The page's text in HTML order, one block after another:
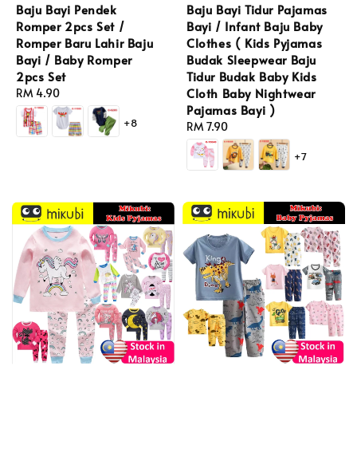
Baju Bayi Pendek
Romper 2pcs Set /
Romper Baru Lahir Baju
Bayi / Baby Romper
2pcs Set
Regular
price
RM 4.90
+8
Baju Bayi Tidur Pajamas
Bayi / Infant Baju Baby
Clothes ( Kids Pyjamas
Budak Sleepwear Baju
Tidur Budak Baby Kids
Cloth Baby Nightwear
Pajamas Bayi )
Regular
price
RM 7.90
+7